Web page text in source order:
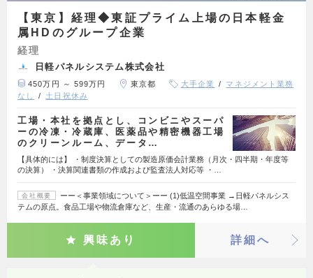
【東京】経理◆東証プライム上場の日本軽金
属HDのグループ企業
経理
日軽パネルシステム株式会社
450万円 ～ 599万円 東京都 大手企業
マネジメント業務
なし
土日祝休み
工場・本社を拠点とし、コンビニやスーパ
ーの冷凍・冷蔵庫、医薬品や精密機器工場
のクリーンルーム、データ…
【具体的には】 ・制度決算としての製造原価会計業務（月次・四半期・年度等
の決算） ・決算関連書類の作成および監査法人対応等 ・…
会社概要
ーー＜事業領域について＞ーー (1)低温空間事業 →日軽パネルシス
テムの原点。食品工場や物流倉庫など、生産・流通のあらゆる場…
興味あり 詳細へ